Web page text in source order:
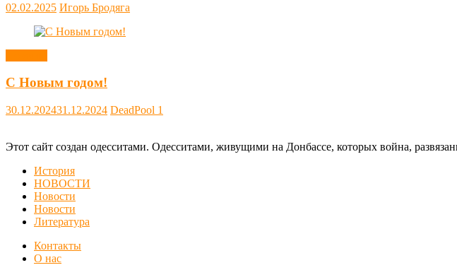
02.02.2025 Игорь Бродяга
С Новым годом!
30.12.202431.12.2024 DeadPool 1
Этот сайт создан одесситами. Одесситами, живущими на Донбассе, которых война,
История
НОВОСТИ
Новости
Новости
Литература
Контакты
О нас